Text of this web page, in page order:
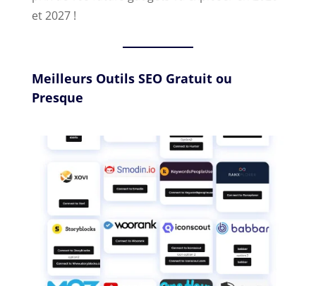
et 2027 !
Meilleurs Outils SEO Gratuit ou
Presque